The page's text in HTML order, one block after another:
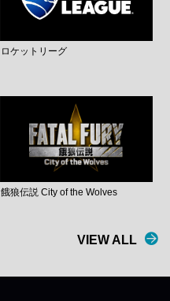
ロケットリーグ
餓狼伝説 City of the Wolves
VIEW ALL